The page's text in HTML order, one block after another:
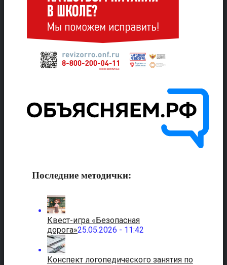
Последние методички:
Квест-игра «Безопасная
дорога»25.05.2026 - 11:42
Конспект логопедического занятия по